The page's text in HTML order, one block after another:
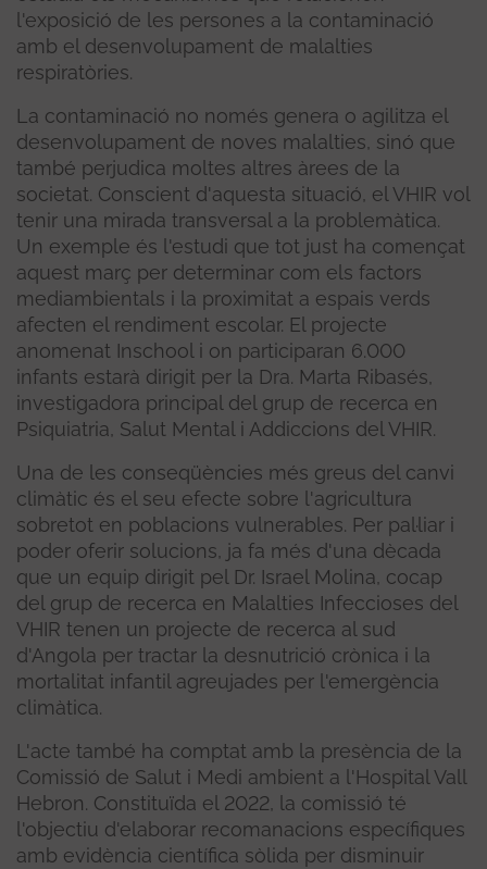
l'exposició de les persones a la contaminació
amb el desenvolupament de malalties
respiratòries.
La contaminació no només genera o agilitza el
desenvolupament de noves malalties, sinó que
també perjudica moltes altres àrees de la
societat. Conscient d'aquesta situació, el VHIR vol
tenir una mirada transversal a la problemàtica.
Un exemple és l'estudi que tot just ha començat
aquest març per determinar com els factors
mediambientals i la proximitat a espais verds
afecten el rendiment escolar. El projecte
anomenat Inschool i on participaran 6.000
infants estarà dirigit per la Dra. Marta Ribasés,
investigadora principal del grup de recerca en
Psiquiatria, Salut Mental i Addiccions del VHIR.
Una de les conseqüències més greus del canvi
climàtic és el seu efecte sobre l'agricultura
sobretot en poblacions vulnerables. Per pal·liar i
poder oferir solucions, ja fa més d'una dècada
que un equip dirigit pel Dr. Israel Molina, cocap
del grup de recerca en Malalties Infeccioses del
VHIR tenen un projecte de recerca al sud
d'Angola per tractar la desnutrició crònica i la
mortalitat infantil agreujades per l'emergència
climàtica.
L'acte també ha comptat amb la presència de la
Comissió de Salut i Medi ambient a l'Hospital Vall
Hebron. Constituïda el 2022, la comissió té
l'objectiu d'elaborar recomanacions específiques
amb evidència científica sòlida per disminuir